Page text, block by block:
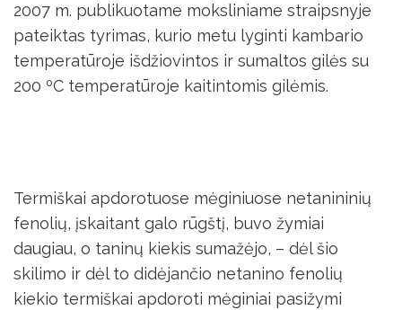
2007 m. publikuotame moksliniame straipsnyje
pateiktas tyrimas, kurio metu lyginti kambario
temperatūroje išdžiovintos ir sumaltos gilės su
200 ºC temperatūroje kaitintomis gilėmis.
Termiškai apdorotuose mėginiuose netanininių
fenolių, įskaitant galo rūgštį, buvo žymiai
daugiau, o taninų kiekis sumažėjo, – dėl šio
skilimo ir dėl to didėjančio netanino fenolių
kiekio termiškai apdoroti mėginiai pasižymi